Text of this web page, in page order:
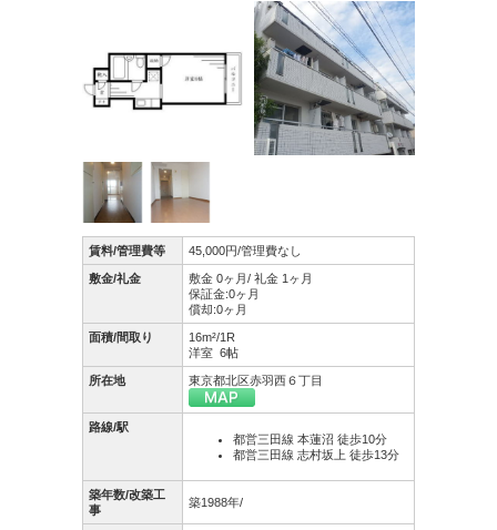
賃料/管理費等 45,000円/管理費なし
敷金/礼金
敷金 0ヶ月/ 礼金 1ヶ月
保証金:0ヶ月
償却:0ヶ月
面積/間取り
16m²/1R
洋室 6帖
所在地 東京都北区赤羽西６丁目
路線/駅
都営三田線 本蓮沼 徒歩10分
都営三田線 志村坂上 徒歩13分
築年数/改築工
事
築1988年/